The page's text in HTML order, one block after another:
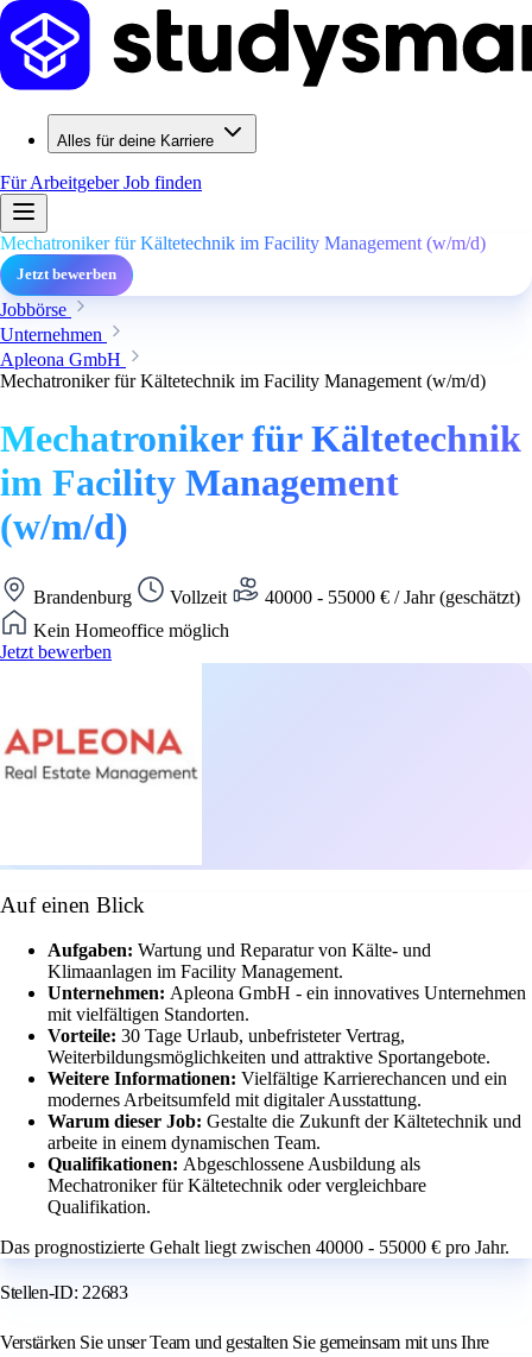
Alles für deine Karriere
Für ArbeitgeberJob finden
Mechatroniker für Kältetechnik im Facility Management (w/m/d)
Jetzt bewerben
Jobbörse
Unternehmen
Apleona GmbH
Mechatroniker für Kältetechnik im Facility Management (w/m/d)
Mechatroniker für Kältetechnik
im Facility Management
(w/m/d)
Brandenburg Vollzeit
40000 - 55000 € / Jahr (geschätzt)
Kein Homeoffice möglich
Jetzt bewerben
Auf einen Blick
Aufgaben: Wartung und Reparatur von Kälte- und
Klimaanlagen im Facility Management.
Unternehmen: Apleona GmbH - ein innovatives Unternehmen
mit vielfältigen Standorten.
Vorteile: 30 Tage Urlaub, unbefristeter Vertrag,
Weiterbildungsmöglichkeiten und attraktive Sportangebote.
Weitere Informationen: Vielfältige Karrierechancen und ein
modernes Arbeitsumfeld mit digitaler Ausstattung.
Warum dieser Job: Gestalte die Zukunft der Kältetechnik und
arbeite in einem dynamischen Team.
Qualifikationen: Abgeschlossene Ausbildung als
Mechatroniker für Kältetechnik oder vergleichbare
Qualifikation.
Das prognostizierte Gehalt liegt zwischen 40000 - 55000 € pro Jahr.
Stellen-ID: 22683
Verstärken Sie unser Team und gestalten Sie gemeinsam mit uns Ihre